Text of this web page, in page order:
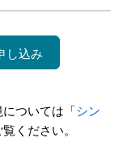
し込み
ついては「シン
ください。